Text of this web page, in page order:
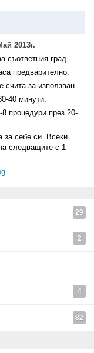
2013г.
съответния град.
предварително.
счита за използван.
40 минути.
процедури през 20-
за себе си. Всеки
следващите с 1
29
2
4
82